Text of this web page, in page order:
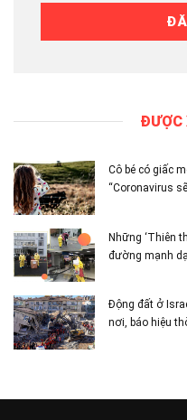
ĐƯỢC
Cô bé có giấc
“Coronavirus
Những ‘Thiên
đường mạnh
Động đất ở
nơi, báo hiệu